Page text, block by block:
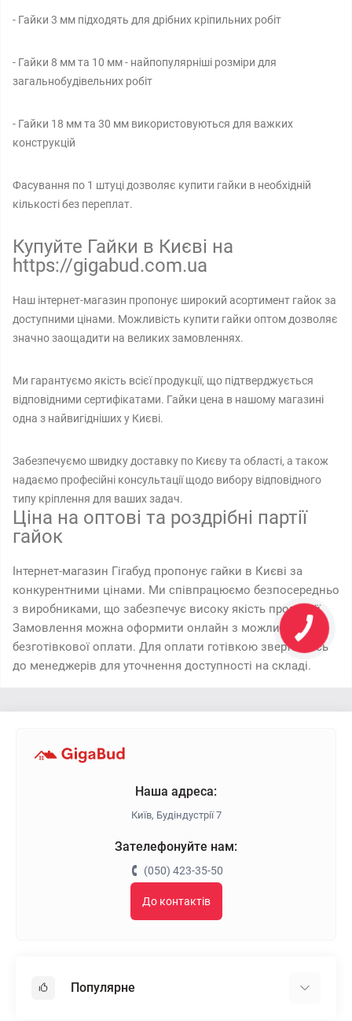
- Гайки 3 мм підходять для дрібних кріпильних робіт
- Гайки 8 мм та 10 мм - найпопулярніші розміри для
загальнобудівельних робіт
- Гайки 18 мм та 30 мм використовуються для важких
конструкцій
Фасування по 1 штуці дозволяє купити гайки в необхідній
кількості без переплат.
Купуйте Гайки в Києві на
https://gigabud.com.ua
Наш інтернет-магазин пропонує широкий асортимент гайок за
доступними цінами. Можливість купити гайки оптом дозволяє
значно заощадити на великих замовленнях.
Ми гарантуємо якість всієї продукції, що підтверджується
відповідними сертифікатами. Гайки цена в нашому магазині
одна з найвигідніших у Києві.
Забезпечуємо швидку доставку по Києву та області, а також
надаємо професійні консультації щодо вибору відповідного
типу кріплення для ваших задач.
Ціна на оптові та роздрібні партії
гайок
Інтернет-магазин Гігабуд пропонує гайки в Києві за
конкурентними цінами. Ми співпрацюємо безпосередньо
з виробниками, що забезпечує високу якість продукції.
Замовлення можна оформити онлайн з можливістю
безготівкової оплати. Для оплати готівкою звертайтесь
до менеджерів для уточнення доступності на складі.
Наша адреса:
Київ, Будіндустрії 7
Зателефонуйте нам:
(050) 423-35-50
До контактів
Популярне